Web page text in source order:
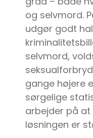
og selvmord.
udgør godt
selvmord,
gange højere
sørgelige
arbejder på
løsningen er